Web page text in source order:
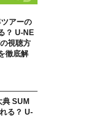
アーの
？ U-NE
視聴方
徹底解
典 SUM
る？ U-